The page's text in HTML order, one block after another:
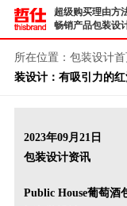
超级购买理由方
畅销产品包装设
所在位置： 包装设计首
装设计：有吸引力的
2023年09月21日
包装设计资讯
Public House葡萄酒